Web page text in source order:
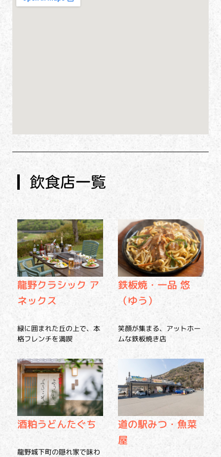
飲食店一覧
龍野クラシック ア
ネックス
緑に囲まれた丘の上で、本
格フレンチを満喫
鉄板焼・一品 悠
（ゆう）
笑顔が集まる、アットホー
ムな鉄板焼き店
酒粕うどんたぐち
龍野城下町の隠れ家で味わ
道の駅みつ・魚菜
屋